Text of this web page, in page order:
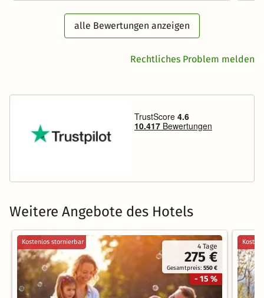
alle Bewertungen anzeigen
Rechtliches Problem melden
Weitere Angebote des Hotels
4 Tage
275 €
Gesamtpreis:550 €
- 15 %
Kostenlos stornierbar